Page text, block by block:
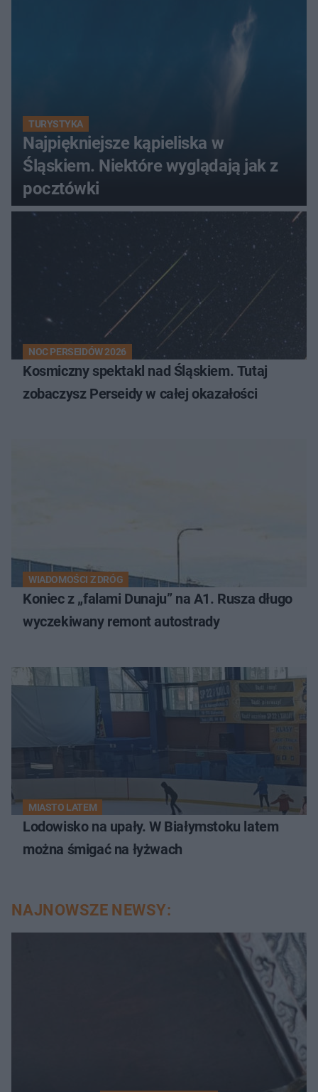
TURYSTYKA
Najpiękniejsze kąpieliska w
Śląskiem. Niektóre wyglądają jak z
pocztówki
NOC PERSEIDÓW 2026
Kosmiczny spektakl nad Śląskiem. Tutaj
zobaczysz Perseidy w całej okazałości
WIADOMOŚCI Z DRÓG
Koniec z „falami Dunaju” na A1. Rusza długo
wyczekiwany remont autostrady
MIASTO LATEM
Lodowisko na upały. W Białymstoku latem
można śmigać na łyżwach
NAJNOWSZE NEWSY: